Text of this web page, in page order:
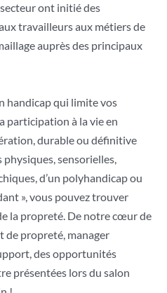
ont initié des
travailleurs aux métiers de
auprès des principaux
handicap qui limite vos
participation à la vie en
durable ou définitive
sensorielles,
d’un polyhandicap ou
», vous pouvez trouver
la propreté. De notre cœur de
de propreté, manager
des opportunités
présentées lors du salon